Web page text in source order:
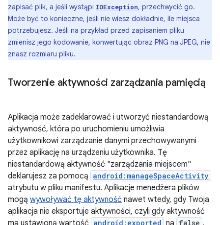
zapisać plik, a jeśli wystąpi IOException, przechwycić go.
Może być to konieczne, jeśli nie wiesz dokładnie, ile miejsca
potrzebujesz. Jeśli na przykład przed zapisaniem pliku
zmienisz jego kodowanie, konwertując obraz PNG na JPEG, nie
znasz rozmiaru pliku.
Tworzenie aktywności zarządzania pamięcią
Aplikacja może zadeklarować i utworzyć niestandardową
aktywność, która po uruchomieniu umożliwia
użytkownikowi zarządzanie danymi przechowywanymi
przez aplikację na urządzeniu użytkownika. Tę
niestandardową aktywność "zarządzania miejscem"
deklarujesz za pomocą android:manageSpaceActivity
atrybutu w pliku manifestu. Aplikacje menedżera plików
mogą wywoływać tę aktywność nawet wtedy, gdy Twoja
aplikacja nie eksportuje aktywności, czyli gdy aktywność
ma ustawioną wartość android:exported na false .